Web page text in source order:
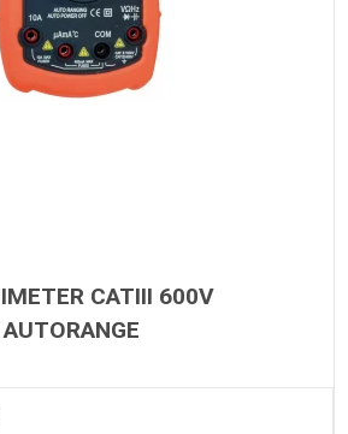
CATIII 600V